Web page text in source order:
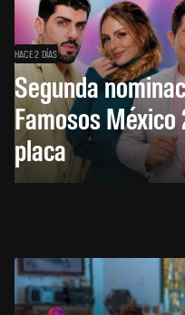
HACE 2 DÍAS
Segunda
Famosos
placa